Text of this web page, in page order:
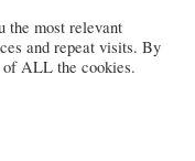
in una permanente
di rendere sempre
the most relevant
and repeat visits. By
of ALL the cookies.